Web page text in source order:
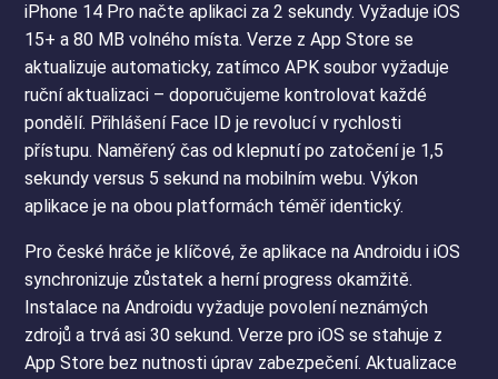
iPhone 14 Pro načte aplikaci za 2 sekundy. Vyžaduje iOS
15+ a 80 MB volného místa. Verze z App Store se
aktualizuje automaticky, zatímco APK soubor vyžaduje
ruční aktualizaci – doporučujeme kontrolovat každé
pondělí. Přihlášení Face ID je revolucí v rychlosti
přístupu. Naměřený čas od klepnutí po zatočení je 1,5
sekundy versus 5 sekund na mobilním webu. Výkon
aplikace je na obou platformách téměř identický.
Pro české hráče je klíčové, že aplikace na Androidu i iOS
synchronizuje zůstatek a herní progress okamžitě.
Instalace na Androidu vyžaduje povolení neznámých
zdrojů a trvá asi 30 sekund. Verze pro iOS se stahuje z
App Store bez nutnosti úprav zabezpečení. Aktualizace